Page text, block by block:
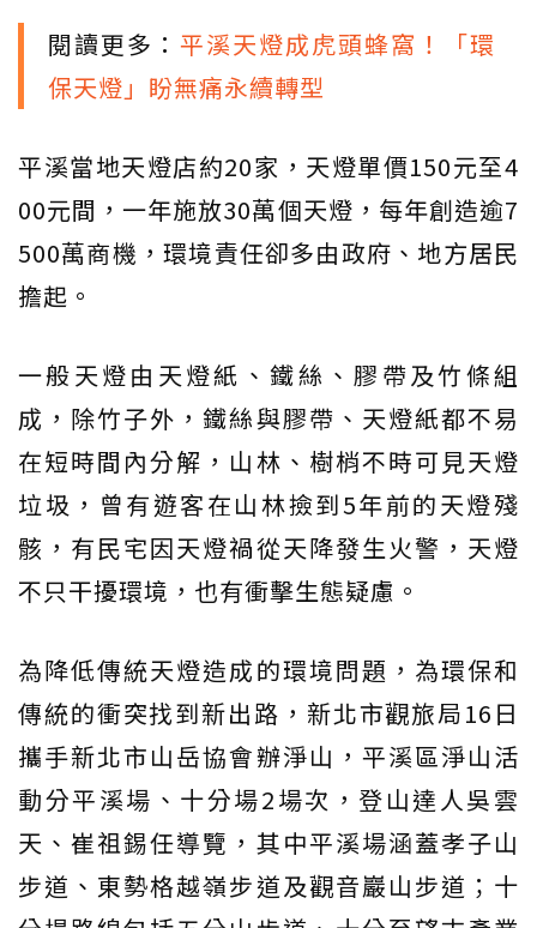
閱讀更多： 平溪天燈成虎頭蜂窩！「環
保天燈」盼無痛永續轉型
平溪當地天燈店約20家，天燈單價150元至4
00元間，一年施放30萬個天燈，每年創造逾7
500萬商機，環境責任卻多由政府、地方居民
擔起。
一般天燈由天燈紙、鐵絲、膠帶及竹條組
成，除竹子外，鐵絲與膠帶、天燈紙都不易
在短時間內分解，山林、樹梢不時可見天燈
垃圾，曾有遊客在山林撿到5年前的天燈殘
骸，有民宅因天燈禍從天降發生火警，天燈
不只干擾環境，也有衝擊生態疑慮。
為降低傳統天燈造成的環境問題，為環保和
傳統的衝突找到新出路，新北市觀旅局16日
攜手新北市山岳協會辦淨山，平溪區淨山活
動分平溪場、十分場2場次，登山達人吳雲
天、崔祖錫任導覽，其中平溪場涵蓋孝子山
步道、東勢格越嶺步道及觀音巖山步道；十